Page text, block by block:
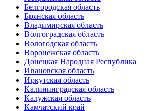
Белгородская область
Брянская область
Владимирская область
Волгоградская область
Вологодская область
Воронежская область
Донецкая Народная Республика
Ивановская область
Иркутская область
Калининградская область
Калужская область
Камчатский край